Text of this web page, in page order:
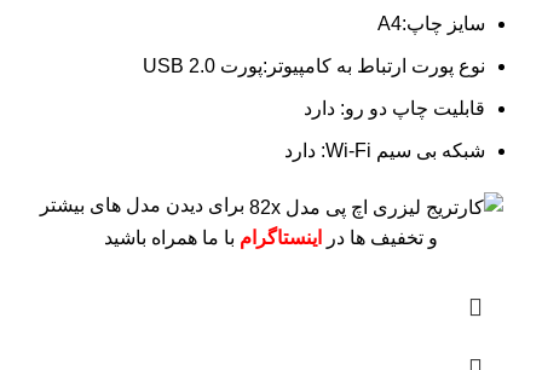
سایز چاپ:A4
نوع پورت ارتباط به کامپیوتر:پورت USB 2.0
قابلیت چاپ دو رو: دارد
شبکه بی سیم Wi-Fi: دارد
برای دیدن مدل های بیشتر
و تخفیف ها در
اینستاگرام با ما همراه باشید